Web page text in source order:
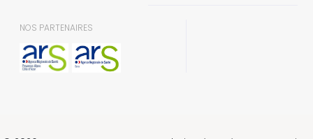
NOS PARTENAIRES